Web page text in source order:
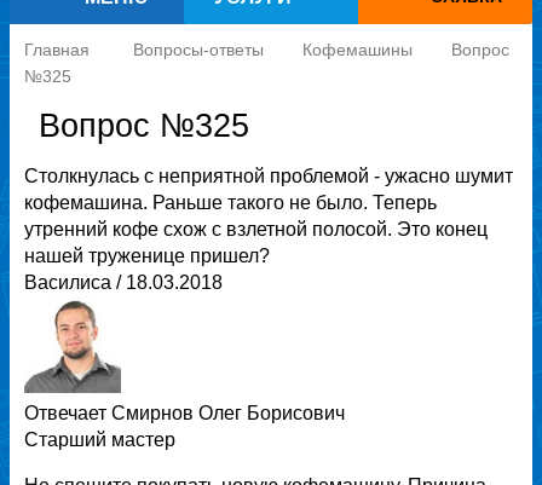
Главная Вопросы-ответы Кофемашины
Вопрос
№325
Вопрос №325
Столкнулась с неприятной проблемой - ужасно шумит
кофемашина. Раньше такого не было. Теперь
утренний кофе схож с взлетной полосой. Это конец
нашей труженице пришел?
Василиса / 18.03.2018
Отвечает Смирнов Олег Борисович
Старший мастер